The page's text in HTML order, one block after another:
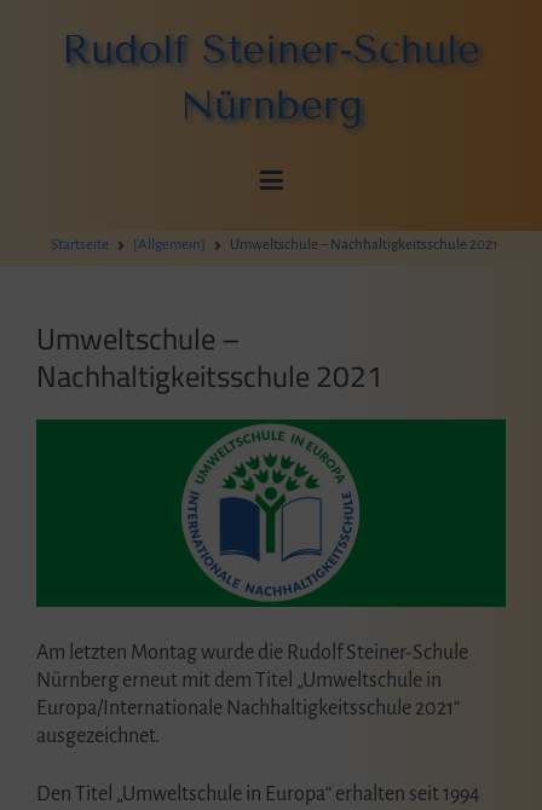
springenRudolf Steiner-Schule
Nürnberg
Startseite [Allgemein] Umweltschule – Nachhaltigkeitsschule 2021
Umweltschule –
Nachhaltigkeitsschule 2021
Am letzten Montag wurde die Rudolf Steiner-Schule
Nürnberg erneut mit dem Titel „Umweltschule in
Europa/Internationale Nachhaltigkeitsschule 2021“
ausgezeichnet.
Den Titel „Umweltschule in Europa“ erhalten seit 1994